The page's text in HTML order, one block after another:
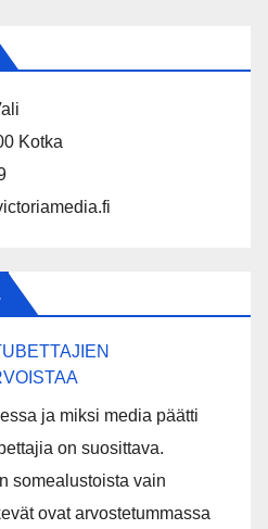
Kotka
ja miksi media päätti
on suosittava.
somealustoista vain
ovat arvostetummassa